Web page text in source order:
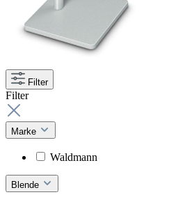
Filter
Filter
Marke
Waldmann
Blende